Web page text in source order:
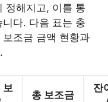
정해지고, 이를 통
다. 다음 표는 충
조금 금액 현황과
보
총 보조금
잔